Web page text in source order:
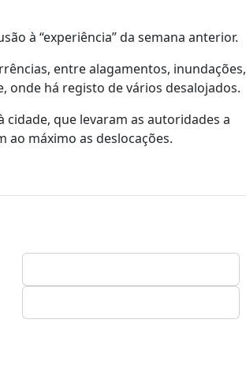
à “experiência” da semana anterior.
entre alagamentos, inundações,
onde há registo de vários desalojados.
que levaram as autoridades a
ao máximo as deslocações.